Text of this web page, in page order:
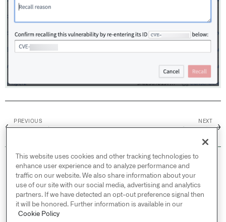
←
PREVIOUS NEXT
→
© 2026 Palantir Technologies Inc. All rights
reserved.
Cookies Statement ↗
Privacy Statement ↗
Terms of Use ↗
This website uses cookies and other tracking technologies to
enhance user experience and to analyze performance and
traffic on our website. We also share information about your
use of our site with our social media, advertising and analytics
partners. If we have detected an opt-out preference signal then
it will be honored. Further information is available in our
Cookie Policy